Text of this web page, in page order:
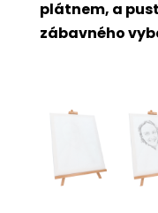
plátnem, a
zábavného